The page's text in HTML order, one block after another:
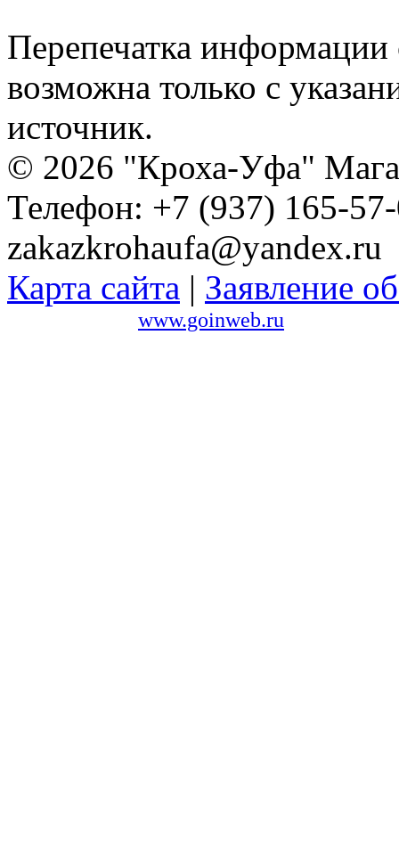
Перепечатка
возможна только с
источник.
© 2026 "Кроха-Уфа"
Телефон: +7 (937) 165-
zakazkrohaufa@yandex.ru
Карта сайта | Заявление
www.goinweb.ru